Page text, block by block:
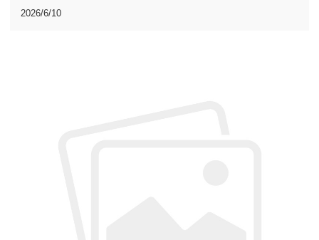
点上：小试阶段的工艺开发做到什么程度才算可靠，放大过
2026/6/10